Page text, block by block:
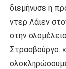
διεμήνυσε η
ντερ Λάιεν
στην
Στρασβούργο.